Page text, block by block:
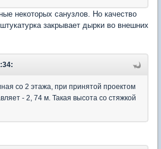
некоторых санузлов. Но качество
закрывает дырки во внешних
со 2 этажа, при принятой проектом
- 2, 74 м. Такая высота со стяжкой